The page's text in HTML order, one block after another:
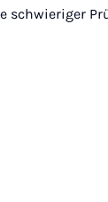
schwieriger